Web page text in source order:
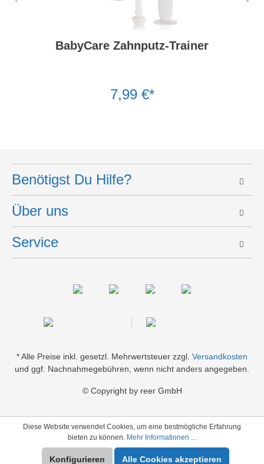
BabyCare Zahnputz-Trainer
7,99 €*
Benötigst Du Hilfe?
Über uns
Service
* Alle Preise inkl. gesetzl. Mehrwertsteuer zzgl. Versandkosten
und ggf. Nachnahmegebühren, wenn nicht anders angegeben.
© Copyright by reer GmbH
Diese Website verwendet Cookies, um eine bestmögliche Erfahrung
bieten zu können. Mehr Informationen ...
Konfigurieren Alle Cookies akzeptieren